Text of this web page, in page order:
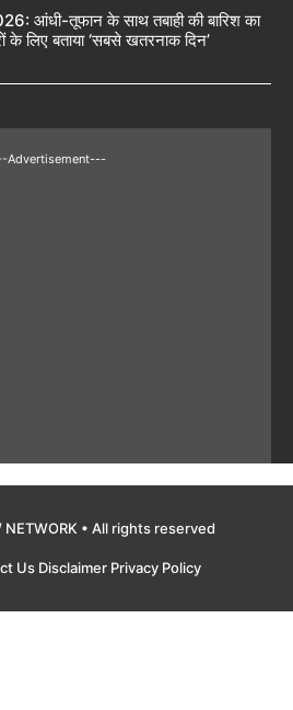
आंधी-तूफान के साथ तबाही की बारिश का
लिए बताया ‘सबसे खतरनाक दिन’
Advertisement---
• All rights reserved
Us Disclaimer Privacy Policy